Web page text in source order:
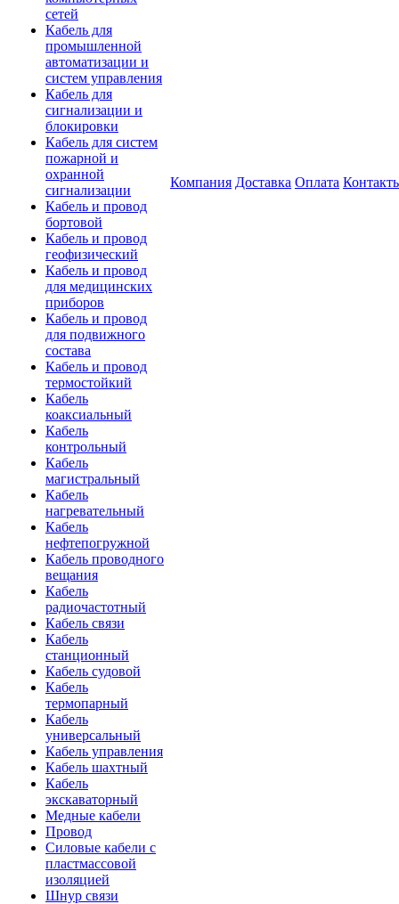
сетей
Кабель для
промышленной
автоматизации и
систем управления
Кабель для
сигнализации и
блокировки
Кабель для систем
пожарной и
охранной
сигнализации
Кабель и провод
бортовой
Кабель и провод
геофизический
Кабель и провод
для медицинских
приборов
Кабель и провод
для подвижного
состава
Кабель и провод
термостойкий
Кабель
коаксиальный
Кабель
контрольный
Кабель
магистральный
Кабель
нагревательный
Кабель
нефтепогружной
Кабель проводного
вещания
Кабель
радиочастотный
Кабель связи
Кабель
станционный
Кабель судовой
Кабель
термопарный
Кабель
универсальный
Кабель управления
Кабель шахтный
Кабель
экскаваторный
Медные кабели
Провод
Силовые кабели с
пластмассовой
изоляцией
Шнур связи
Компания Доставка Оплата